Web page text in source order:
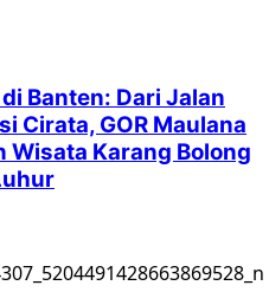
Banten: Dari Jalan
Cirata, GOR Maulana
Wisata Karang Bolong